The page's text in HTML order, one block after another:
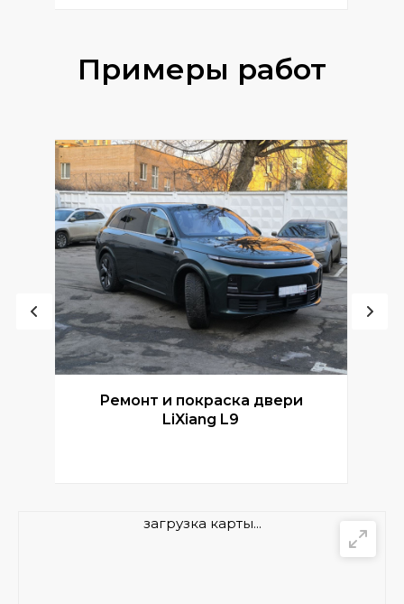
Примеры работ
Ремонт и покраска двери
LiXiang L9
загрузка карты...